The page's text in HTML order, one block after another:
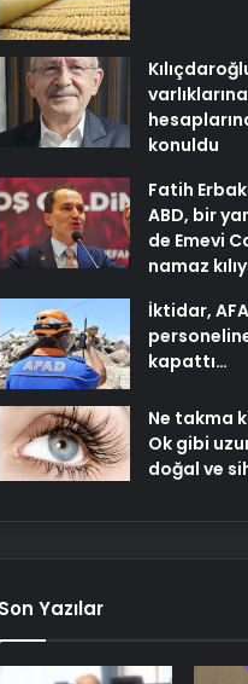
konuldu
Fatih
ABD, bir
de Emevi
namaz
İktidar,
kapattı…
Ne takma
Ok gibi
doğal ve
Son Yazılar